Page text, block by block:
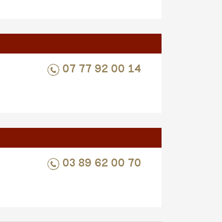
07 77 92 00 14
03 89 62 00 70